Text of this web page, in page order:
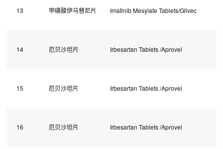
13 甲磺酸伊马替尼片 Imatinib Mesylate Tablets/Glivec
14 厄贝沙坦片 Irbesartan Tablets /Aprovel
15 厄贝沙坦片 Irbesartan Tablets /Aprovel
16 厄贝沙坦片 Irbesartan Tablets /Aprovel